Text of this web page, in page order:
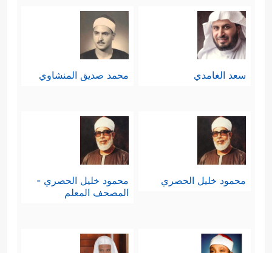
سعد الغامدي محمد صديق المنشاوي
محمود خليل الحصري
محمود خليل الحصري -
المصحف المعلم